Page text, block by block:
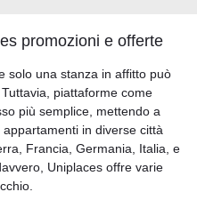
promozioni e offerte
solo una stanza in affitto può
piattaforme come
più semplice, mettendo a
in diverse città
Francia, Germania, Italia, e
Uniplaces offre varie